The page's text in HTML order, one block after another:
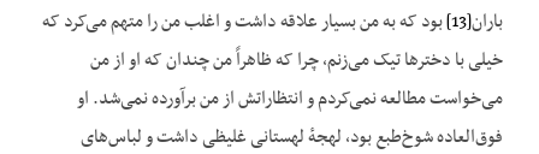
باران[13]
بود که به من بسیار علاقه داشت و اغلب من را متهم می‌کرد که
خیلی با دخترها تیک می‌زنم، چرا که ظاهراً من چندان که او از من
می‌خواست مطالعه نمی‌کردم و انتظاراتش از من برآورده نمی‌شد. او
فوق‌العاده شوخ‌طبع بود، لهجهٔ لهستانی غلیظی داشت و لباس‌های